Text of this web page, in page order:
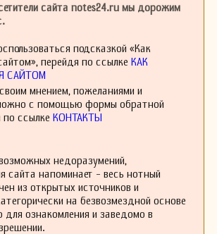
сайта notes24.ru мы дорожим
подсказкой «Как
перейдя по ссылке КАК
САЙТОМ
мнением, пожеланиями и
с помощью формы обратной
по ссылке КОНТАКТЫ
недоразумений,
сайта напоминает - весь нотный
из открытых источников и
на безвозмездной основе
для ознакомления и заведомо в